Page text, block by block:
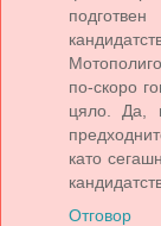
по-скоро
цяло. Да,
като
Отговор